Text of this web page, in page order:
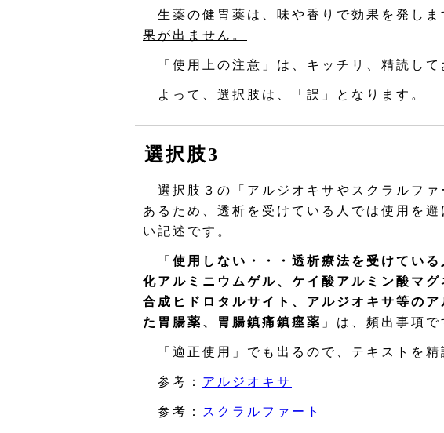
生薬の健胃薬は、味や香りで効果を発し
果が出ません。
「使用上の注意」は、キッチリ、精読して
よって、選択肢は、「誤」となります。
選択肢3
選択肢３の「アルジオキサやスクラルファ
あるため、透析を受けている人では使用を
い記述です。
「 使用しない・・・透析療法を受けてい
化アルミニウムゲル、ケイ酸アルミン酸マ
合成ヒドロタルサイト、アルジオキサ等の
た胃腸薬、胃腸鎮痛鎮痙薬 」は、頻出事項で
「適正使用」でも出るので、テキストを精
参考： アルジオキサ
参考： スクラルファート